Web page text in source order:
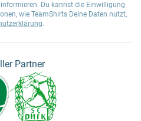
Du kannst die Einwilligung
wie TeamShirts Deine Daten nutzt,
.
Partner